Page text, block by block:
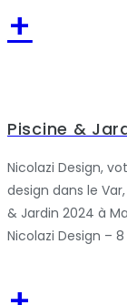
+
Piscine &
Nicolazi Design,
design dans le
& Jardin 2024 à
Nicolazi Design –